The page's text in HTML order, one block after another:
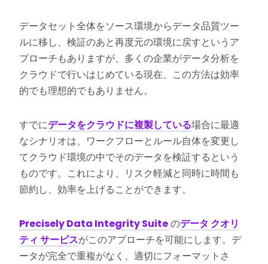
データセット全体をソース環境からデータ品質ツー
ルに移し、検証のあと再度元の環境に戻すというア
プローチもありますが、多くの企業がデータ分析を
クラウドで行いはじめている現在、この方法は効率
的でも理想的でもありません。
すでにデータをクラウドに複製している場合に最適
なシナリオは、ワークフローとルール自体を変更し
てクラウド環境の中でそのデータを検証するという
ものです。これにより、リスク軽減と同時に時間も
節約し、効率を上げることができます。
Precisely Data Integrity Suiteのデータ クオリ
ティ サービスがこのアプローチを可能にします。デ
ータが完全で重複がなく、適切にフォーマットさ